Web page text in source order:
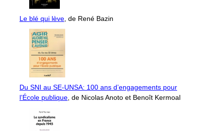
Le blé qui lève , de René Bazin
Du SNI au SE-UNSA: 100 ans d’engagements pour
l’École publique , de Nicolas Anoto et Benoît Kermoal